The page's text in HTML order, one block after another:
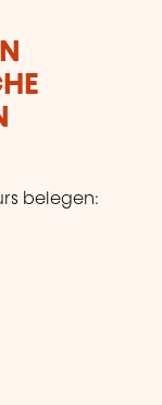
belegen: